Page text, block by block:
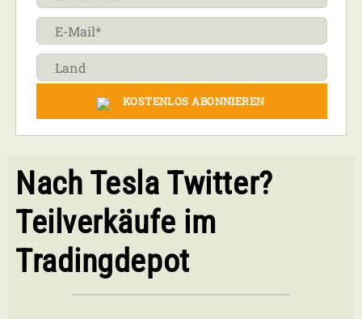
KOSTENLOS ABONNIEREN
Nach Tesla Twitter?
Teilverkäufe im
Tradingdepot